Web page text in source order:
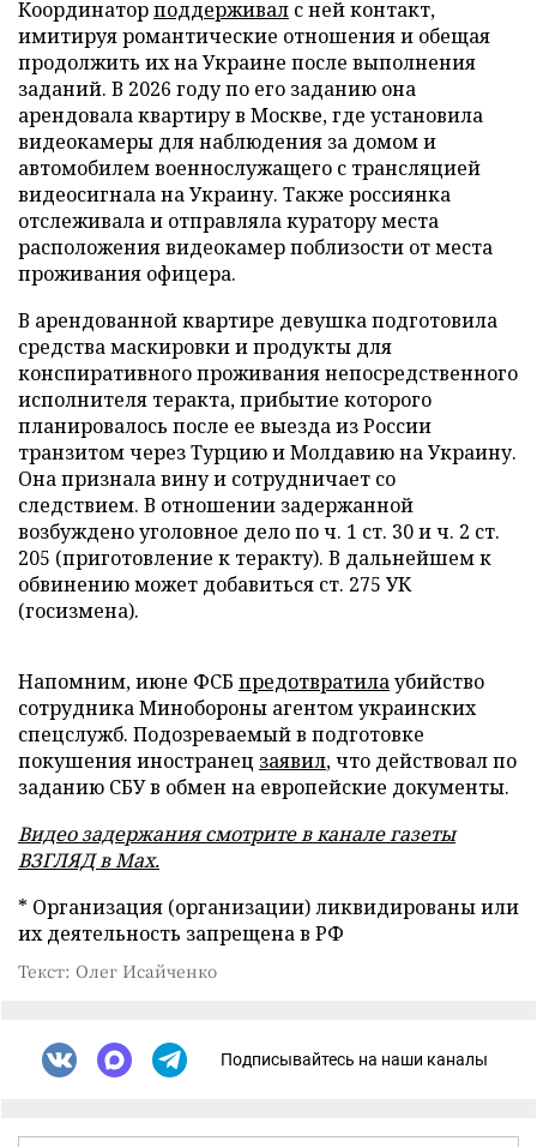
Координаторподдерживал с ней контакт,
имитируя романтические отношения и обещая
продолжить их на Украине после выполнения
заданий. В 2026 году по его заданию она
арендовала квартиру в Москве, где установила
видеокамеры для наблюдения за домом и
автомобилем военнослужащего с трансляцией
видеосигнала на Украину. Также россиянка
отслеживала и отправляла куратору места
расположения видеокамер поблизости от места
проживания офицера.
В арендованной квартире девушка подготовила
средства маскировки и продукты для
конспиративного проживания непосредственного
исполнителя теракта, прибытие которого
планировалось после ее выезда из России
транзитом через Турцию и Молдавию на Украину.
Она признала вину и сотрудничает со
следствием. В отношении задержанной
возбуждено уголовное дело по ч. 1 ст. 30 и ч. 2 ст.
205 (приготовление к теракту). В дальнейшем к
обвинению может добавиться ст. 275 УК
(госизмена).
Напомним, июне ФСБ предотвратилаубийство
сотрудника Минобороны агентом украинских
спецслужб. Подозреваемый в подготовке
покушения иностранец заявил, что действовал по
заданию СБУ в обмен на европейские документы.
Видео задержания смотрите в канале газеты
ВЗГЛЯД в Max.
* Организация (организации) ликвидированы или
их деятельность запрещена в РФ
Текст: Олег Исайченко
Подписывайтесь на наши каналы